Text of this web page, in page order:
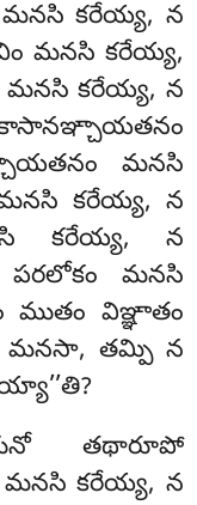
కరేయ్య, న
మనసి కరేయ్య,
మనసి కరేయ్య, న
మనసి
కరేయ్య, న
కరేయ్య, న
మనసి
ముతం విఞ్ఞాతం
మనసా, తమ్పి న
తథారూపో
కరేయ్య, న